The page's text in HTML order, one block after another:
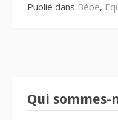
Publié dans Bébé,
Qui sommes-